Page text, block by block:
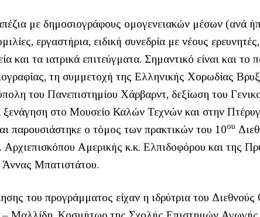
με δημοσιογράφους ομογενειακών μέσων (ανά
εργαστήρια, ειδική συνεδρία με νέους
και τα ιατρικά επιτεύγματα. Σημαντικό είναι και το
τη συμμετοχή της Ελληνικής Χορωδίας
του Πανεπιστημίου Χάρβαρντ, δεξίωση του
στο Μουσείο Καλών Τεχνών και στην
παρουσιάστηκε ο τόμος των πρακτικών του 10ου
Αρχιεπισκόπου Αμερικής κ.κ. Ελπιδοφόρου και της
Άννας Μπατιστάτου.
του προγράμματος είχαν η ιδρύτρια του Διεθνούς